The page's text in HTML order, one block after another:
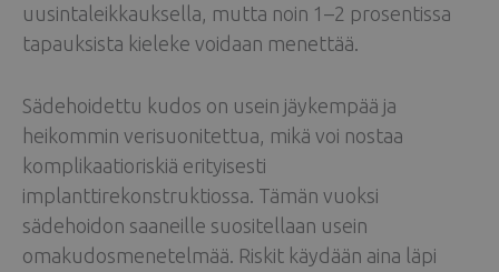
uusintaleikkauksella, mutta noin 1–2 prosentissa
tapauksista kieleke voidaan menettää.
Sädehoidettu kudos on usein jäykempää ja
heikommin verisuonitettua, mikä voi nostaa
komplikaatioriskiä erityisesti
implanttirekonstruktiossa. Tämän vuoksi
sädehoidon saaneille suositellaan usein
omakudosmenetelmää. Riskit käydään aina läpi